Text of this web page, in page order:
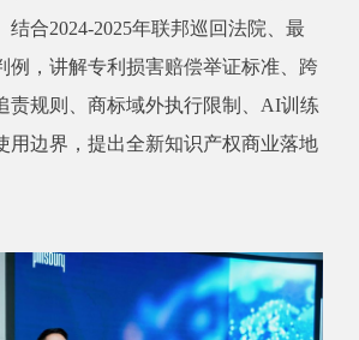
结合2024-2025年联邦巡回法院、最
例，讲解专利损害赔偿举证标准、跨
责规则、商标域外执行限制、AI训练
用边界，提出全新知识产权商业落地